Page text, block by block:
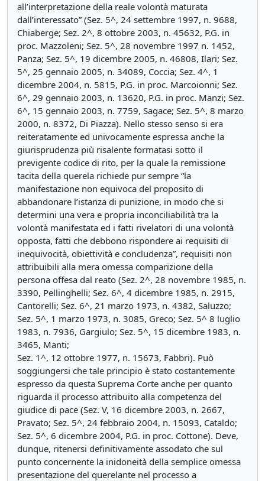
all’interpretazione della reale volontà maturata
dall’interessato” (Sez. 5^, 24 settembre 1997, n. 9688,
Chiaberge; Sez. 2^, 8 ottobre 2003, n. 45632, P.G. in
proc. Mazzoleni; Sez. 5^, 28 novembre 1997 n. 1452,
Panza; Sez. 5^, 19 dicembre 2005, n. 46808, Ilari; Sez.
5^, 25 gennaio 2005, n. 34089, Coccia; Sez. 4^, 1
dicembre 2004, n. 5815, P.G. in proc. Marcoionni; Sez.
6^, 29 gennaio 2003, n. 13620, P.G. in proc. Manzi; Sez.
6^, 15 gennaio 2003, n. 7759, Sagace; Sez. 5^, 8 marzo
2000, n. 8372, Di Piazza). Nello stesso senso si era
reiteratamente ed univocamente espressa anche la
giurisprudenza più risalente formatasi sotto il
previgente codice di rito, per la quale la remissione
tacita della querela richiede pur sempre “la
manifestazione non equivoca del proposito di
abbandonare l’istanza di punizione, in modo che si
determini una vera e propria inconciliabilità tra la
volontà manifestata ed i fatti rivelatori di una volontà
opposta, fatti che debbono rispondere ai requisiti di
inequivocità, obiettività e concludenza”, requisiti non
attribuibili alla mera omessa comparizione della
persona offesa dal reato (Sez. 2^, 28 novembre 1985, n.
3390, Pellinghelli; Sez. 6^, 4 dicembre 1985, n. 2915,
Cantorelli; Sez. 6^, 21 marzo 1973, n. 4382, Saluzzo;
Sez. 5^, 1 marzo 1973, n. 3085, Greco; Sez. 5^ 8 luglio
1983, n. 7936, Gargiulo; Sez. 5^, 15 dicembre 1983, n.
3465, Manti;
Sez. 1^, 12 ottobre 1977, n. 15673, Fabbri). Può
soggiungersi che tale principio è stato costantemente
espresso da questa Suprema Corte anche per quanto
riguarda il processo attribuito alla competenza del
giudice di pace (Sez. V, 16 dicembre 2003, n. 2667,
Pravato; Sez. 5^, 24 febbraio 2004, n. 15093, Cataldo;
Sez. 5^, 6 dicembre 2004, P.G. in proc. Cottone). Deve,
dunque, ritenersi definitivamente assodato che sul
punto concernente la inidoneità della semplice omessa
presentazione del querelante nel processo a